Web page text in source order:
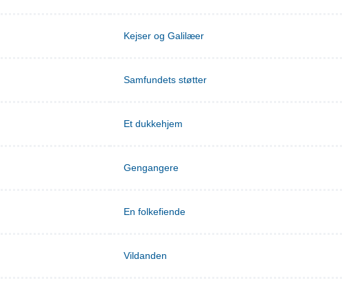
Kejser og Galilæer
Samfundets støtter
Et dukkehjem
Gengangere
En folkefiende
Vildanden